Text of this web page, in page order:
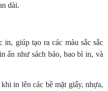
dài.
giúp tạo ra các màu sắc sắc
ấn như sách báo, bao bì in, và
in lên các bề mặt giấy, nhựa,